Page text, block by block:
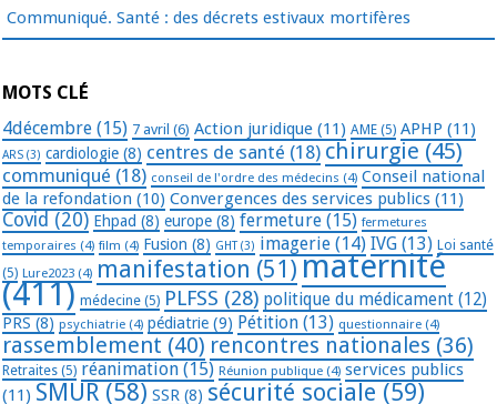
Communiqué. Santé : des décrets estivaux mortifères
MOTS CLÉ
4décembre (15) 7 avril (6) Action juridique (11) AME (5) APHP (11)
ARS (3) cardiologie (8) centres de santé (18) chirurgie (45)
communiqué (18) conseil de l'ordre des médecins (4) Conseil national
de la refondation (10) Convergences des services publics (11)
Covid (20) Ehpad (8) europe (8) fermeture (15) fermetures
temporaires (4) film (4) Fusion (8) GHT(3) imagerie (14) IVG (13) Loi santé
(5) Lure2023 (4) manifestation (51) maternité
(411) médecine (5) PLFSS (28) politique du médicament (12)
PRS (8) psychiatrie (4) pédiatrie (9) Pétition (13) questionnaire (4)
rassemblement (40) rencontres nationales (36)
Retraites (5) réanimation (15) Réunion publique (4) services publics
(11) SMUR (58) SSR (8) sécurité sociale (59)